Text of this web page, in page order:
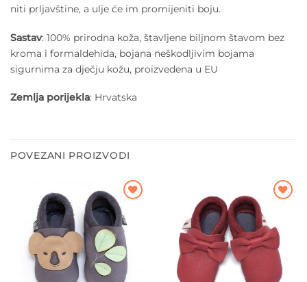
niti prljavštine, a ulje će im promijeniti boju.
Sastav: 100% prirodna koža, štavljene biljnom štavom bez
kroma i formaldehida, bojana neškodljivim bojama
sigurnima za dječju kožu, proizvedena u EU
Zemlja porijekla: Hrvatska
POVEZANI PROIZVODI
Dodajte
na listu
želja
na listu
želja